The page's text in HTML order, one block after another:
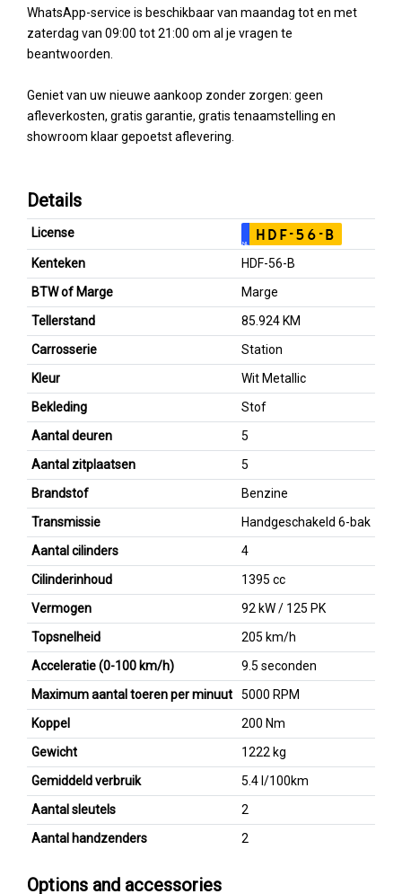
WhatsApp-service is beschikbaar van maandag tot en met
zaterdag van 09:00 tot 21:00 om al je vragen te
beantwoorden.
Geniet van uw nieuwe aankoop zonder zorgen: geen
afleverkosten, gratis garantie, gratis tenaamstelling en
showroom klaar gepoetst aflevering.
Details
License
NL HDF-56-B
Kenteken
HDF-56-B
BTW of Marge
Marge
Tellerstand
85.924 KM
Carrosserie
Station
Kleur
Wit Metallic
Bekleding
Stof
Aantal deuren
5
Aantal zitplaatsen
5
Brandstof
Benzine
Transmissie
Handgeschakeld 6-bak
Aantal cilinders
4
Cilinderinhoud
1395 cc
Vermogen
92 kW / 125 PK
Topsnelheid
205 km/h
Acceleratie (0-100 km/h)
9.5 seconden
Maximum aantal toeren per minuut
5000 RPM
Koppel
200 Nm
Gewicht
1222 kg
Gemiddeld verbruik
5.4 l/100km
Aantal sleutels
2
Aantal handzenders
2
Options and accessories